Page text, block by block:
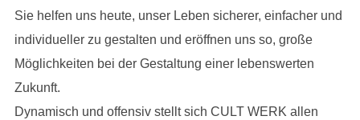
Sie helfen uns heute, unser Leben sicherer, einfacher und
individueller zu gestalten und eröffnen uns so, große
Möglichkeiten bei der Gestaltung einer lebenswerten
Zukunft.
Dynamisch und offensiv stellt sich CULT WERK allen